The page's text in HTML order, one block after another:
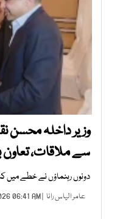
وزیر داخلہ محسن
سے ملاقات، تعاون
دونوں رہنماؤں نے خطے میں
عامر الیاس رانا | JUN 24, 2026 06:41 AM |